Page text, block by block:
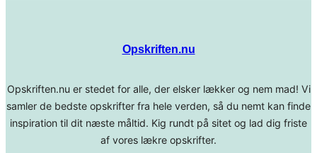
Opskriften.nu
Opskriften.nu er stedet for alle, der elsker lækker og nem mad! Vi
samler de bedste opskrifter fra hele verden, så du nemt kan finde
inspiration til dit næste måltid. Kig rundt på sitet og lad dig friste
af vores lækre opskrifter.